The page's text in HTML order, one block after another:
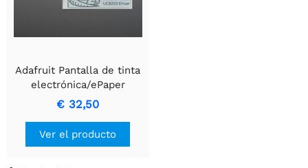
Adafruit Pantalla de tinta
electrónica/ePaper
monocromática en
blanco/negro de 3.7"
416x240 - Solo el display
€ 32,50
Ver el producto